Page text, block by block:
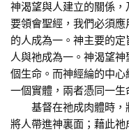
神渴望與人建立的關係，
要領會聖經，我們必須
的人成為一。神主要的
人與祂成為一。神渴望
個生命。而神經綸的中
一個實體，兩者憑同一生
基督在祂成肉體時，
將人帶進神裏面；藉此